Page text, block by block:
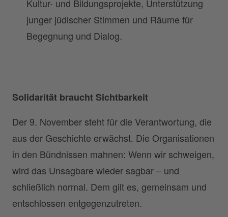
Kultur- und Bildungsprojekte, Unterstützung
junger jüdischer Stimmen und Räume für
Begegnung und Dialog.
Solidarität braucht Sichtbarkeit
Der 9. November steht für die Verantwortung, die
aus der Geschichte erwächst. Die Organisationen
in den Bündnissen mahnen: Wenn wir schweigen,
wird das Unsagbare wieder sagbar – und
schließlich normal. Dem gilt es, gemeinsam und
entschlossen entgegenzutreten.